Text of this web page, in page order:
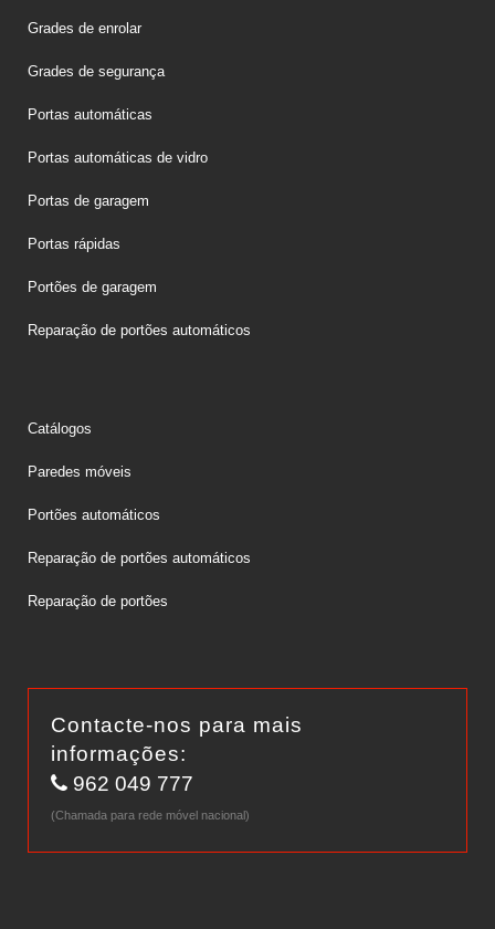
Grades de enrolar
Grades de segurança
Portas automáticas
Portas automáticas de vidro
Portas de garagem
Portas rápidas
Portões de garagem
Reparação de portões automáticos
Catálogos
Paredes móveis
Portões automáticos
Reparação de portões automáticos
Reparação de portões
Contacte-nos para mais
informações:
962 049 777
(Chamada para rede móvel nacional)